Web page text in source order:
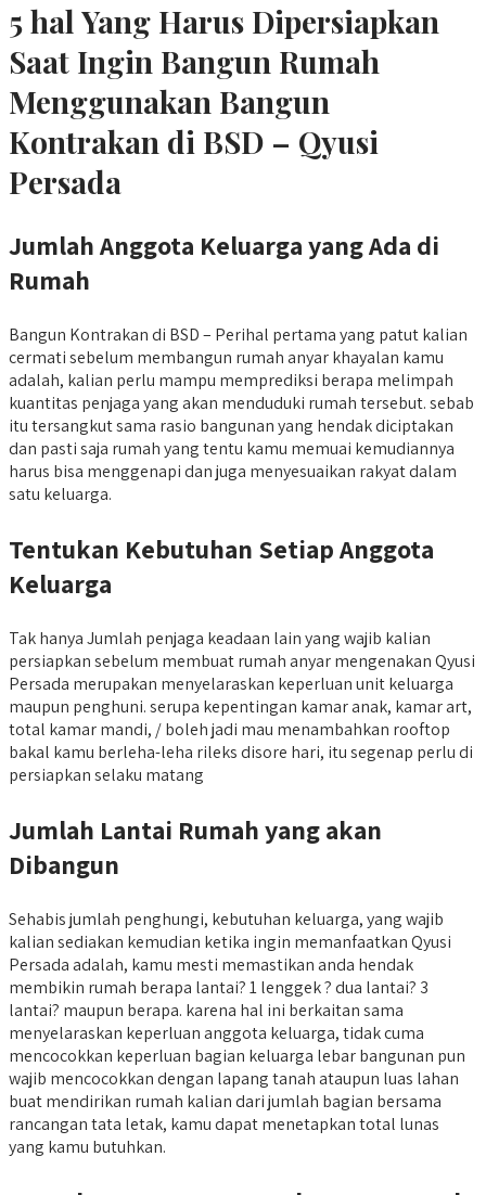
5 hal Yang Harus Dipersiapkan
Saat Ingin Bangun Rumah
Menggunakan Bangun
Kontrakan di BSD – Qyusi
Persada
Jumlah Anggota Keluarga yang Ada di
Rumah
Bangun Kontrakan di BSD – Perihal pertama yang patut kalian
cermati sebelum membangun rumah anyar khayalan kamu
adalah, kalian perlu mampu memprediksi berapa melimpah
kuantitas penjaga yang akan menduduki rumah tersebut. sebab
itu tersangkut sama rasio bangunan yang hendak diciptakan
dan pasti saja rumah yang tentu kamu memuai kemudiannya
harus bisa menggenapi dan juga menyesuaikan rakyat dalam
satu keluarga.
Tentukan Kebutuhan Setiap Anggota
Keluarga
Tak hanya Jumlah penjaga keadaan lain yang wajib kalian
persiapkan sebelum membuat rumah anyar mengenakan Qyusi
Persada merupakan menyelaraskan keperluan unit keluarga
maupun penghuni. serupa kepentingan kamar anak, kamar art,
total kamar mandi, / boleh jadi mau menambahkan rooftop
bakal kamu berleha-leha rileks disore hari, itu segenap perlu di
persiapkan selaku matang
Jumlah Lantai Rumah yang akan
Dibangun
Sehabis jumlah penghungi, kebutuhan keluarga, yang wajib
kalian sediakan kemudian ketika ingin memanfaatkan Qyusi
Persada adalah, kamu mesti memastikan anda hendak
membikin rumah berapa lantai? 1 lenggek ? dua lantai? 3
lantai? maupun berapa. karena hal ini berkaitan sama
menyelaraskan keperluan anggota keluarga, tidak cuma
mencocokkan keperluan bagian keluarga lebar bangunan pun
wajib mencocokkan dengan lapang tanah ataupun luas lahan
buat mendirikan rumah kalian dari jumlah bagian bersama
rancangan tata letak, kamu dapat menetapkan total lunas
yang kamu butuhkan.